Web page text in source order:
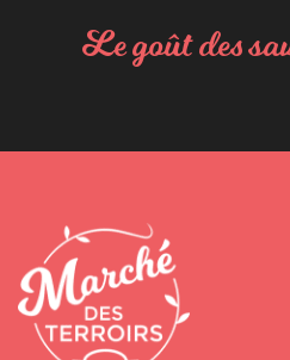
Le goût des